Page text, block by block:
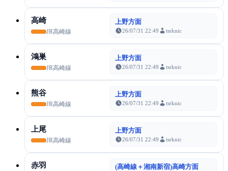
高崎
JR高崎線
上野方面
26/07/31 22:49 tsrknic
鴻巣
JR高崎線
上野方面
26/07/31 22:49 tsrknic
熊谷
JR高崎線
上野方面
26/07/31 22:49 tsrknic
上尾
JR高崎線
上野方面
26/07/31 22:49 tsrknic
赤羽 (高崎線＋湘南新宿)高崎方面